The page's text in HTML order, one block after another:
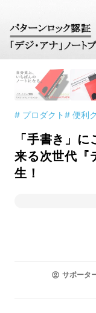
# プロダクト# 便利
「手書き」
来る次世代『
生！
サポータ